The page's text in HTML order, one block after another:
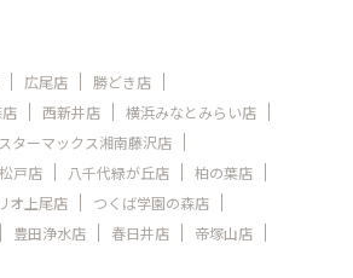
広尾店
勝どき店
西新井店
横浜みなとみらい店
ターマックス湘南藤沢店
戸店 八千代緑が丘店
柏の葉店
オ上尾店
つくば学園の森店
豊田浄水店 春日井店
帝塚山店